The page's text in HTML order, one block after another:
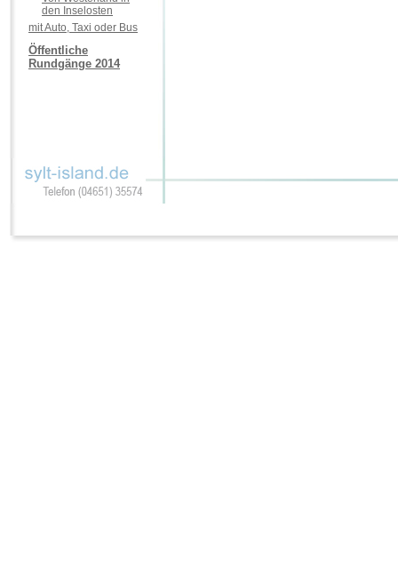
den Inselosten
mit Auto, Taxi oder Bus
Öffentliche
Rundgänge 2014